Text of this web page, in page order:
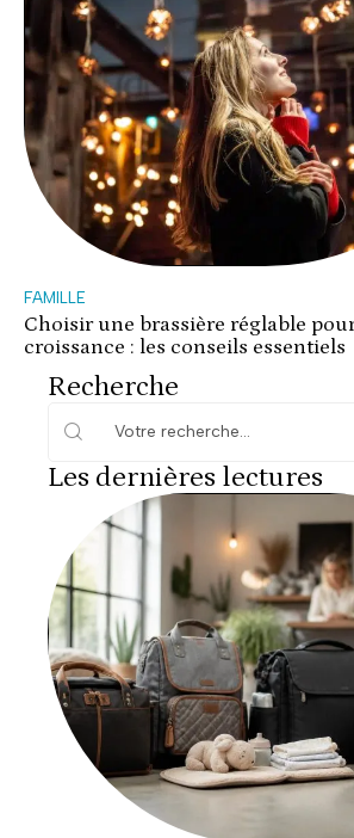
FAMILLE
Choisir une brassière réglable
croissance : les conseils essentiels
Recherche
Les dernières lectures